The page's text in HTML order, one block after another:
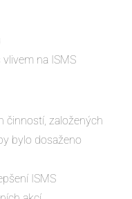
na ISMS
činností, založených
bylo dosaženo
ISMS